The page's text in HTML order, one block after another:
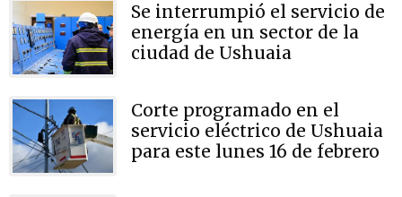
Se interrumpió el servicio de
energía en un sector de la
ciudad de Ushuaia
Corte programado en el
servicio eléctrico de Ushuaia
para este lunes 16 de febrero